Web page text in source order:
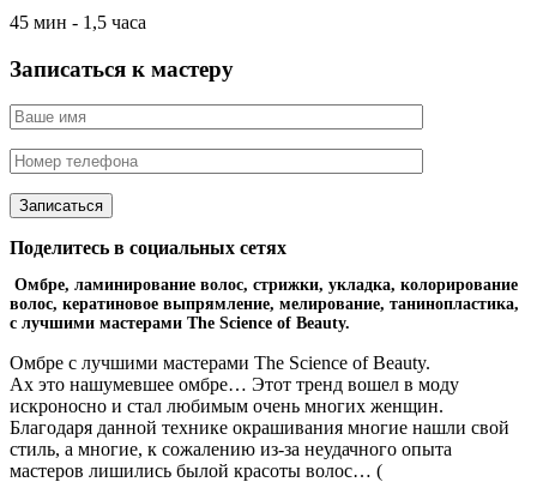
45 мин - 1,5 часа
Записаться к мастеру
Поделитесь в социальных сетях
Омбре, ламинирование волос, стрижки, укладка, колорирование
волос, кератиновое выпрямление, мелирование, танинопластика,
с лучшими мастерами The Science of Beauty.
Омбре с лучшими мастерами The Science of Beauty.
Ах это нашумевшее омбре… Этот тренд вошел в моду
искроносно и стал любимым очень многих женщин.
Благодаря данной технике окрашивания многие нашли свой
стиль, а многие, к сожалению из-за неудачного опыта
мастеров лишились былой красоты волос… (